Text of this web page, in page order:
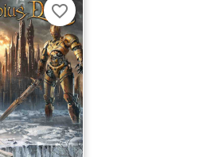
favorite_border